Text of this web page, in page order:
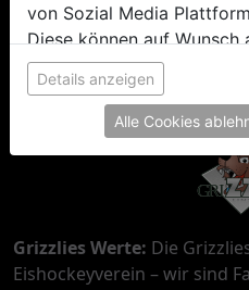
AGB
Grizzlies Werte: Die
Eishockeyverein – wir sind
von Sozial Media
Diese können auf
sie unsere Webseite
Einwilligung zu unseren
Details anzeigen
Alle Cookies